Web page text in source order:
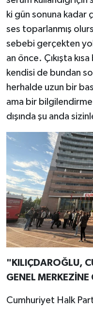
ki gün sonuna kadar
ses toparlanmış
sebebi gerçekten
an önce. Çıkışta
kendisi de bundan
herhalde uzun bir
ama bir
dışında şu anda
"KILIÇDAROĞLU,
GENEL MERKEZİNE
Cumhuriyet Halk